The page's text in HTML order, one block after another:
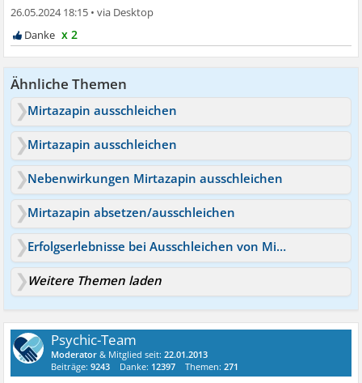
26.05.2024 18:15 •
x 2
Ähnliche Themen
Mirtazapin ausschleichen
Mirtazapin ausschleichen
Nebenwirkungen Mirtazapin ausschleichen
Mirtazapin absetzen/ausschleichen
Erfolgserlebnisse bei Ausschleichen von Mirtazapin?
Weitere Themen laden
Psychic-Team
Moderator & Mitglied seit:22.01.2013
Beiträge:9243 Danke: 12397 Themen:271